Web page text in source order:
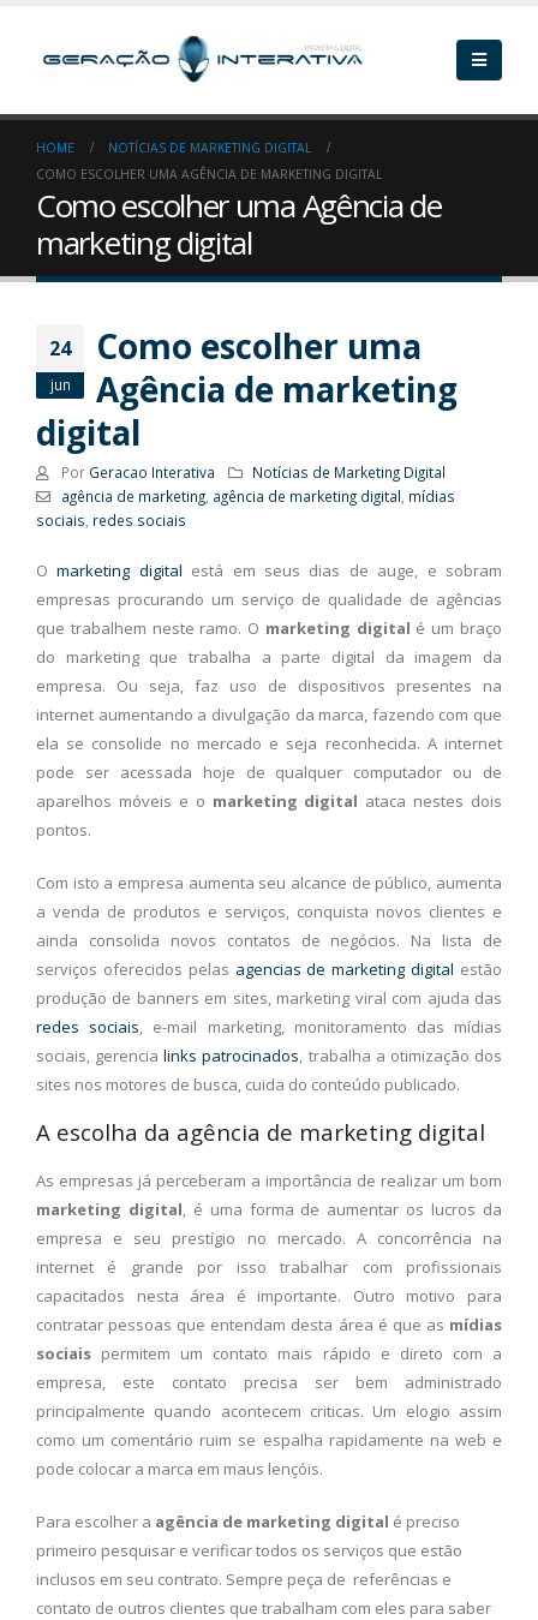
HOME
NOTÍCIAS DE MARKETING DIGITAL
COMO ESCOLHER UMA AGÊNCIA DE MARKETING DIGITAL
Como escolher uma Agência de
marketing digital
24
jun
Como escolher uma
Agência de marketing
digital
Por Geracao Interativa
Notícias de Marketing Digital
agência de marketing, agência de marketing digital mídias
sociais redes sociais
Omarketing digital está em seus dias de auge, e sobram
empresas procurando um serviço de qualidade de agências
que trabalhem neste ramo. O marketing digital é um braço
do marketing que trabalha a parte digital da imagem da
empresa. Ou seja, faz uso de dispositivos presentes na
internet aumentando a divulgação da marca, fazendo com que
ela se consolide no mercado e seja reconhecida. A internet
pode ser acessada hoje de qualquer computador ou de
aparelhos móveis e o marketing digital ataca nestes dois
pontos.
Com isto a empresa aumenta seu alcance de público, aumenta
a venda de produtos e serviços, conquista novos clientes e
ainda consolida novos contatos de negócios. Na lista de
serviços oferecidos pelas agencias de marketing digital estão
produção de banners em sites, marketing viral com ajuda das
redes sociais, e-mail marketing, monitoramento das mídias
sociais, gerencialinks patrocinados, trabalha a otimização dos
sites nos motores de busca, cuida do conteúdo publicado.
A escolha da agência de marketing digital
As empresas já perceberam a importância de realizar um bom
marketing digital, é uma forma de aumentar os lucros da
empresa e seu prestígio no mercado. A concorrência na
internet é grande por isso trabalhar com profissionais
capacitados nesta área é importante. Outro motivo para
contratar pessoas que entendam desta área é que as mídias
sociais permitem um contato mais rápido e direto com a
empresa, este contato precisa ser bem administrado
principalmente quando acontecem criticas. Um elogio assim
como um comentário ruim se espalha rapidamente na web e
pode colocar a marca em maus lençóis.
Para escolher a agência de marketing digital é preciso
primeiro pesquisar e verificar todos os serviços que estão
inclusos em seu contrato. Sempre peça de referências e
contato de outros clientes que trabalham com eles para saber